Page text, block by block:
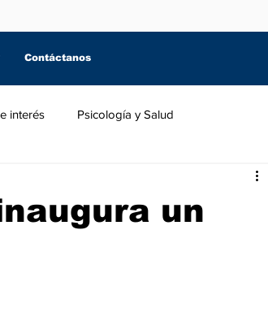
Contáctanos
interés Psicología y Salud
un